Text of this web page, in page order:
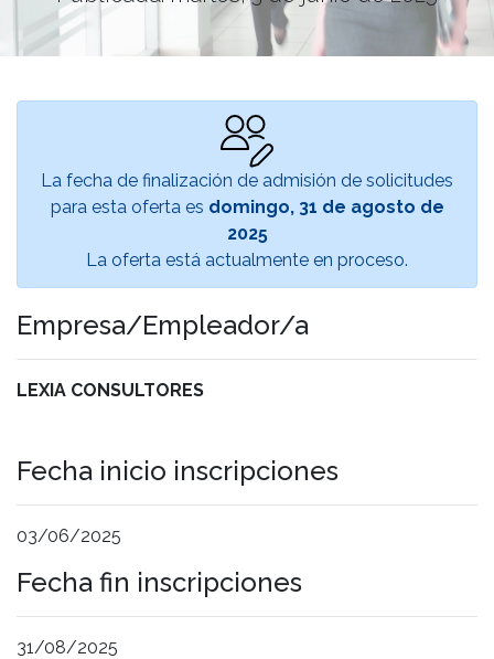
La fecha de finalización de admisión de solicitudes
para esta oferta es domingo, 31 de agosto de
2025
La oferta está actualmente en proceso.
Empresa/Empleador/a
LEXIA CONSULTORES
Fecha inicio inscripciones
03/06/2025
Fecha fin inscripciones
31/08/2025